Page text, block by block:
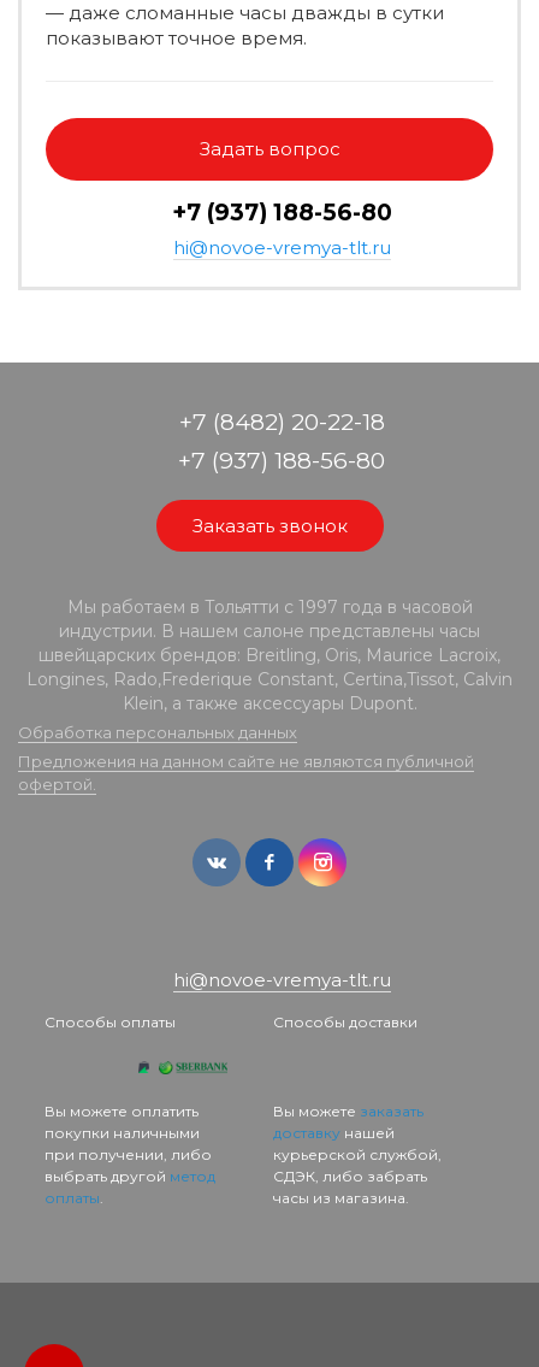
— даже сломанные часы дважды в сутки
показывают точное время.
Задать вопрос
+7 (937) 188-56-80
hi@novoe-vremya-tlt.ru
+7 (8482) 20-22-18
+7 (937) 188-56-80
Заказать звонок
Мы работаем в Тольятти с 1997 года в часовой
индустрии. В нашем салоне представлены часы
швейцарских брендов: Breitling, Oris, Maurice Lacroix,
Longines, Rado,Frederique Constant, Certina,Tissot, Calvin
Klein, а также аксессуары Dupont.
Обработка персональных данных
Предложения на данном сайте не являются публичной
офертой.
hi@novoe-vremya-tlt.ru
Способы оплаты
Вы можете оплатить
покупки наличными
при получении, либо
выбрать другой метод
оплаты.
Способы доставки
Вы можете заказать
доставкунашей
курьерской службой,
СДЭК, либо забрать
часы из магазина.